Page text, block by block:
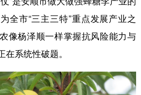
全市“三主三特”重点发展产业之
像杨泽顺一样掌握抗风险能力与
系统性破题。